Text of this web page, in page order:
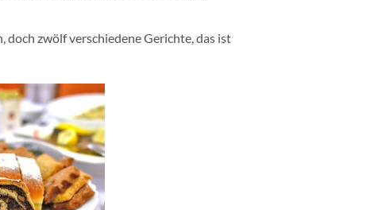
doch zwölf verschiedene Gerichte, das ist